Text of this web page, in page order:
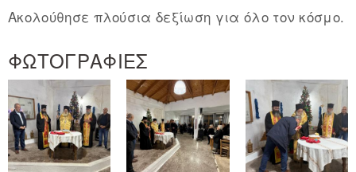
Ακολούθησε πλούσια δεξίωση για όλο τον κόσμο.
ΦΩΤΟΓΡΑΦΙΕΣ